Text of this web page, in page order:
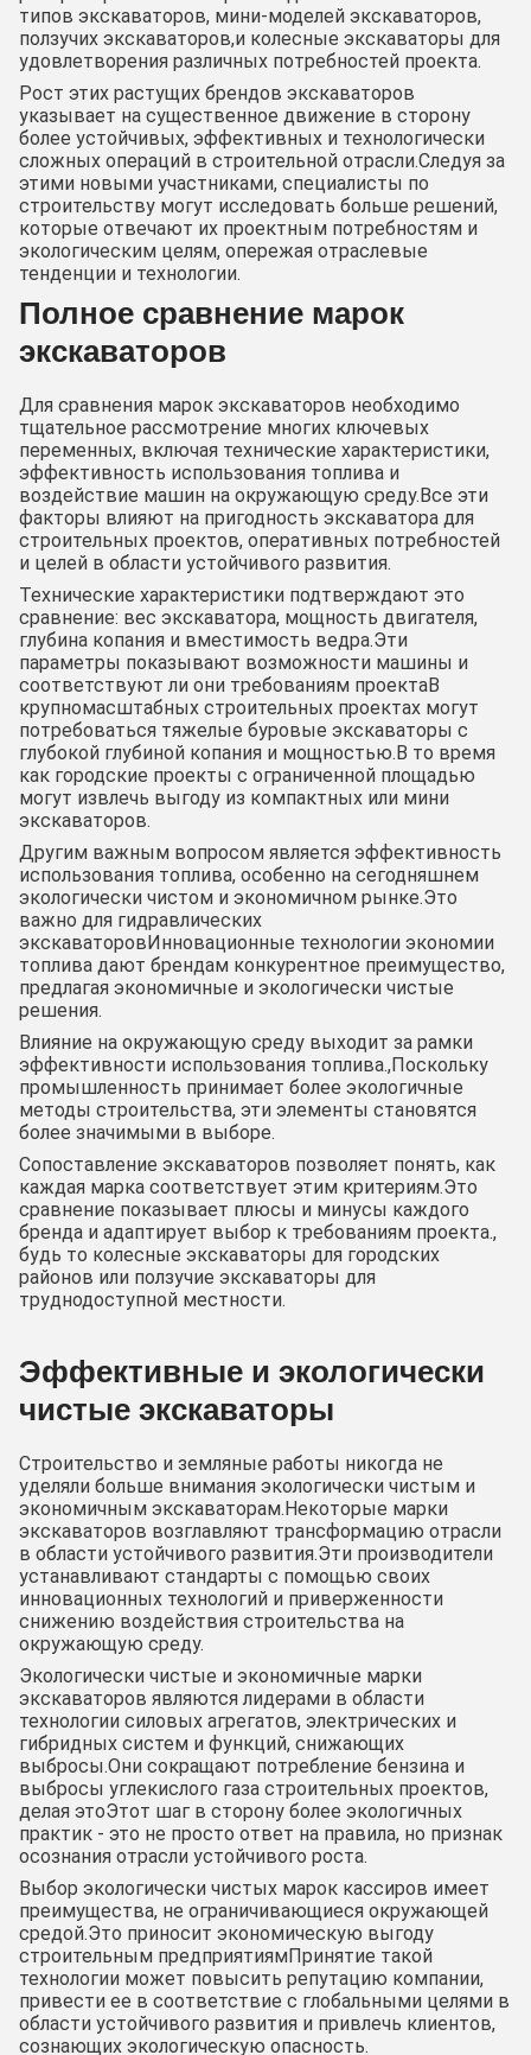
типов экскаваторов, мини-моделей экскаваторов,
ползучих экскаваторов,и колесные экскаваторы для
удовлетворения различных потребностей проекта.
Рост этих растущих брендов экскаваторов
указывает на существенное движение в сторону
более устойчивых, эффективных и технологически
сложных операций в строительной отрасли.Следуя за
этими новыми участниками, специалисты по
строительству могут исследовать больше решений,
которые отвечают их проектным потребностям и
экологическим целям, опережая отраслевые
тенденции и технологии.
Полное сравнение марок
экскаваторов
Для сравнения марок экскаваторов необходимо
тщательное рассмотрение многих ключевых
переменных, включая технические характеристики,
эффективность использования топлива и
воздействие машин на окружающую среду.Все эти
факторы влияют на пригодность экскаватора для
строительных проектов, оперативных потребностей
и целей в области устойчивого развития.
Технические характеристики подтверждают это
сравнение: вес экскаватора, мощность двигателя,
глубина копания и вместимость ведра.Эти
параметры показывают возможности машины и
соответствуют ли они требованиям проектаВ
крупномасштабных строительных проектах могут
потребоваться тяжелые буровые экскаваторы с
глубокой глубиной копания и мощностью.В то время
как городские проекты с ограниченной площадью
могут извлечь выгоду из компактных или мини
экскаваторов.
Другим важным вопросом является эффективность
использования топлива, особенно на сегодняшнем
экологически чистом и экономичном рынке.Это
важно для гидравлических
экскаваторовИнновационные технологии экономии
топлива дают брендам конкурентное преимущество,
предлагая экономичные и экологически чистые
решения.
Влияние на окружающую среду выходит за рамки
эффективности использования топлива.,Поскольку
промышленность принимает более экологичные
методы строительства, эти элементы становятся
более значимыми в выборе.
Сопоставление экскаваторов позволяет понять, как
каждая марка соответствует этим критериям.Это
сравнение показывает плюсы и минусы каждого
бренда и адаптирует выбор к требованиям проекта.,
будь то колесные экскаваторы для городских
районов или ползучие экскаваторы для
труднодоступной местности.
Эффективные и экологически
чистые экскаваторы
Строительство и земляные работы никогда не
уделяли больше внимания экологически чистым и
экономичным экскаваторам.Некоторые марки
экскаваторов возглавляют трансформацию отрасли
в области устойчивого развития.Эти производители
устанавливают стандарты с помощью своих
инновационных технологий и приверженности
снижению воздействия строительства на
окружающую среду.
Экологически чистые и экономичные марки
экскаваторов являются лидерами в области
технологии силовых агрегатов, электрических и
гибридных систем и функций, снижающих
выбросы.Они сокращают потребление бензина и
выбросы углекислого газа строительных проектов,
делая этоЭтот шаг в сторону более экологичных
практик - это не просто ответ на правила, но признак
осознания отрасли устойчивого роста.
Выбор экологически чистых марок кассиров имеет
преимущества, не ограничивающиеся окружающей
средой.Это приносит экономическую выгоду
строительным предприятиямПринятие такой
технологии может повысить репутацию компании,
привести ее в соответствие с глобальными целями в
области устойчивого развития и привлечь клиентов,
сознающих экологическую опасность.